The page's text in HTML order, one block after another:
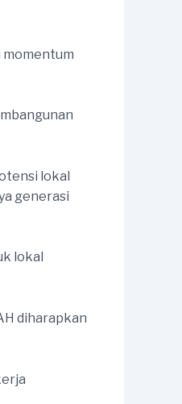
momentum
lokal
generasi
lokal
diharapkan